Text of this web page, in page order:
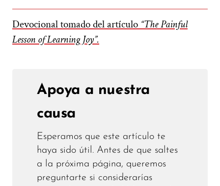
Devocional tomado del artículo “The Painful
Lesson of Learning Joy”.
Apoya a nuestra
causa
Esperamos que este artículo te
haya sido útil. Antes de que saltes
a la próxima página, queremos
preguntarte si considerarías